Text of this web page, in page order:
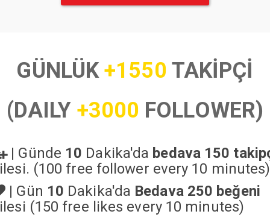
GÜNLÜK+1550 TAKİPÇİ
(DAILY +3000 FOLLOWER)
| Günde 10 Dakika'da bedava 150
(100 free follower every 10 minutes)
| Gün 10 Dakika'da Bedava 250 beğeni
(150 free likes every 10 minutes)